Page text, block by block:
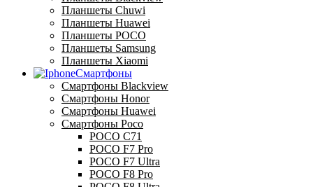
Планшеты Chuwi
Планшеты Huawei
Планшеты POCO
Планшеты Samsung
Планшеты Xiaomi
Смартфоны
Смартфоны Blackview
Смартфоны Honor
Смартфоны Huawei
Смартфоны Poco
POCO C71
POCO F7 Pro
POCO F7 Ultra
POCO F8 Pro